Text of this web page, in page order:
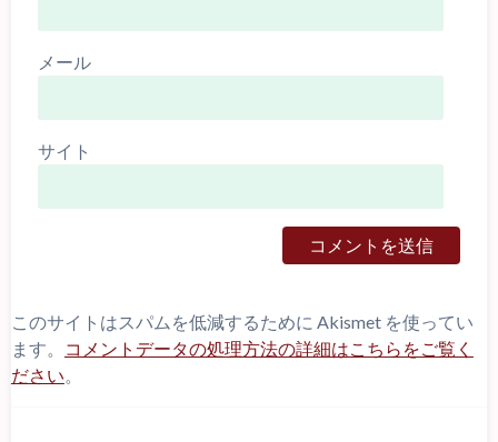
メール
サイト
このサイトはスパムを低減するために Akismet を使ってい
ます。
コメントデータの処理方法の詳細はこちらをご覧く
ださい